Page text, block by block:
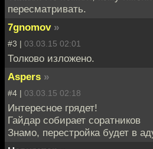
пересматривать.
7gnomov »
#3 | 03.03.15 02:01
Толково изложено.
Aspers »
#4 | 03.03.15 02:18
Интересное грядет!
Гайдар собирает соратников
Знамо, перестройка будет в